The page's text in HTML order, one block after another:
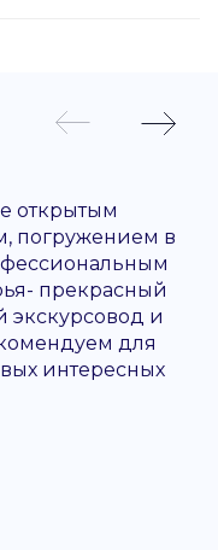
открытым
погружением в
прекрасный
экскурсовод и
для
интересных